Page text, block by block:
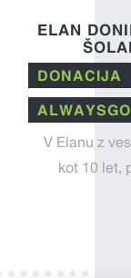
ELAN
DONACIJA
V Elanu z
kot 10 let,